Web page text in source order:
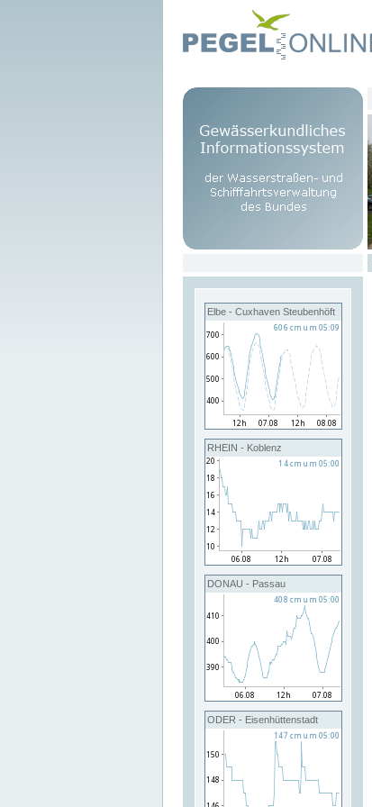
Elbe - Cuxhaven Steubenhöft
RHEIN - Koblenz
DONAU - Passau
ODER - Eisenhüttenstadt